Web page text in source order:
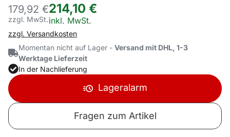
179,92 €
zzgl. MwSt.
214,10 €
Steuerhinweis:
inkl. MwSt.
zzgl. Versandkosten
Momentan nicht auf Lager - Versand mit DHL, 1-3
Werktage Lieferzeit
In der Nachlieferung
Lageralarm
Fragen zum Artikel